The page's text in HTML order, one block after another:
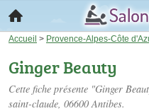
Accueil > Provence-Alpes-Côte
Ginger Beauty
Cette fiche présente "Ginger
saint-claude, 06600 Antibes.